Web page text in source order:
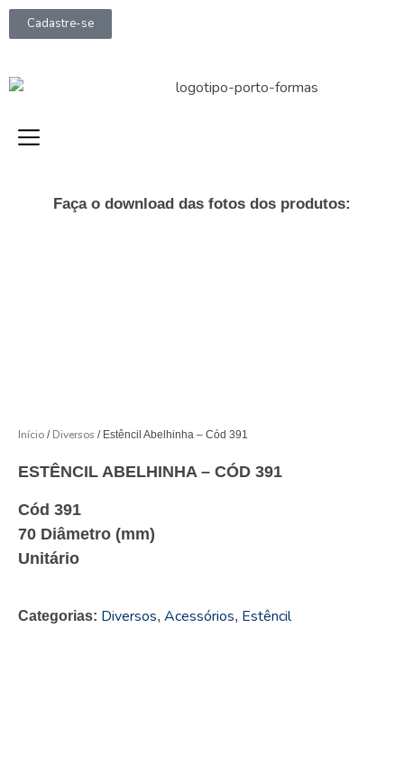
Cadastre-se
Faça o download das fotos dos produtos:
Início / Diversos / Estêncil Abelhinha – Cód 391
ESTÊNCIL ABELHINHA – CÓD 391
Cód 391
70 Diâmetro (mm)
Unitário
Categorias: Diversos, Acessórios, Estêncil